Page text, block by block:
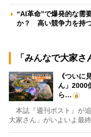
“AI革命”で爆発的な需
か？ 高い競争力を持
「みんなで大家
《ついに
ん」2000
ら…
本誌『週刊ポスト』が
大家さん」がいよいよ最